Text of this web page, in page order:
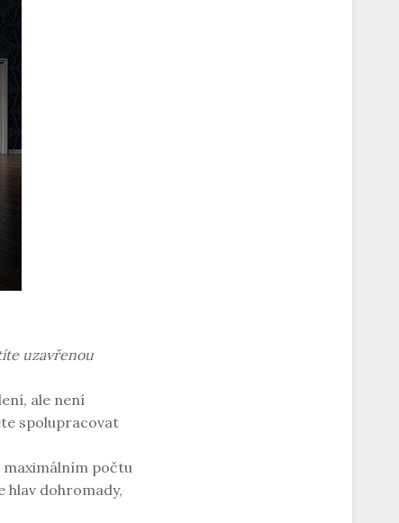
uzavřenou
ale není
spolupracovat
maximálním počtu
hlav dohromady,